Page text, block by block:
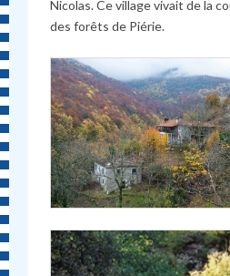
Nicolas. Ce village vivait de la
des forêts de Piérie.